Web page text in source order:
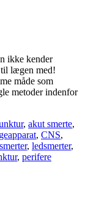
ikke kender
til lægen med!
måde som
metoder indenfor
, akut smerte,
, CNS,
, ledsmerter,
, perifere